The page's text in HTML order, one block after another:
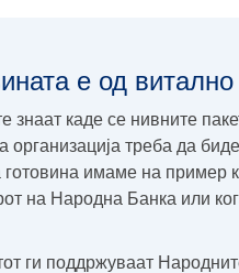
е од
знаат каде се нивните
организација треба да
готовина имаме на пример
на Народна Банка или
ги поддржуваат